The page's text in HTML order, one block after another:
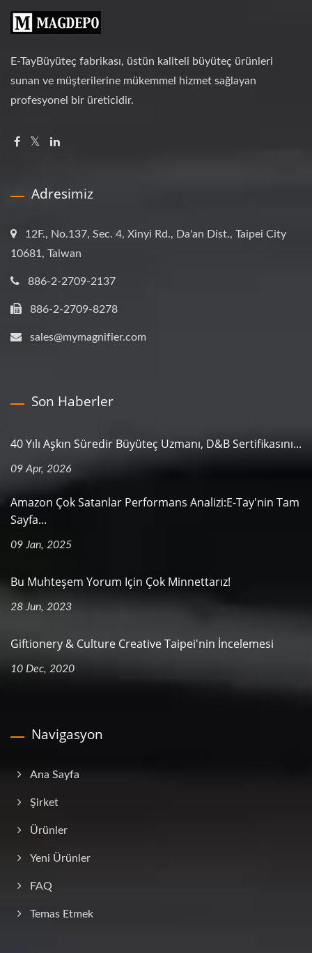
E-TayBüyüteç fabrikası, üstün kaliteli büyüteç ürünleri
sunan ve müşterilerine mükemmel hizmet sağlayan
profesyonel bir üreticidir.
Adresimiz
12F., No.137, Sec. 4, Xinyi Rd., Da'an Dist., Taipei City
10681, Taiwan
886-2-2709-2137
886-2-2709-8278
sales@mymagnifier.com
Son Haberler
40 Yılı Aşkın Süredir Büyüteç Uzmanı, D&B Sertifikasını...
09 Apr, 2026
Amazon Çok Satanlar Performans Analizi:E-Tay'nin Tam
Sayfa...
09 Jan, 2025
Bu Muhteşem Yorum Için Çok Minnettarız!
28 Jun, 2023
Giftionery & Culture Creative Taipei'nin İncelemesi
10 Dec, 2020
Navigasyon
Ana Sayfa
Şirket
Ürünler
Yeni Ürünler
FAQ
Temas Etmek